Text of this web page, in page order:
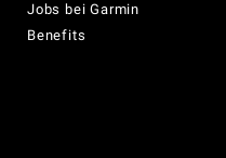
Jobs bei Garmin
Benefits